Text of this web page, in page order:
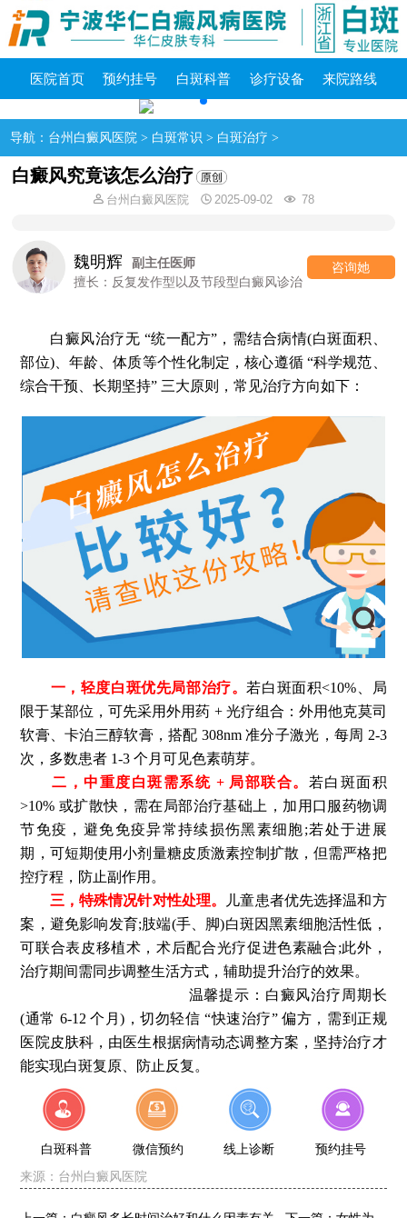
医院首页 预约挂号 白斑科普 诊疗设备 来院路线
导航： 台州白癜风医院 > 白斑常识 > 白斑治疗 >
白癜风究竟该怎么治疗
台州白癜风医院 2025-09-02 78
魏明辉
副主任医师
擅长：反复发作型以及节段型白癜风诊治
咨询她
白癜风治疗无 “统一配方”，需结合病情(白斑面积、
部位)、年龄、体质等个性化制定，核心遵循 “科学规范、
综合干预、长期坚持” 三大原则，常见治疗方向如下：
一，轻度白斑优先局部治疗。 若白斑面积<10%、局
限于某部位，可先采用外用药 + 光疗组合：外用他克莫司
软膏、卡泊三醇软膏，搭配 308nm 准分子激光，每周 2-3
次，多数患者 1-3 个月可见色素萌芽。
二，中重度白斑需系统 + 局部联合。 若白斑面积
>10% 或扩散快，需在局部治疗基础上，加用口服药物调
节免疫，避免免疫异常持续损伤黑素细胞;若处于进展
期，可短期使用小剂量糖皮质激素控制扩散，但需严格把
控疗程，防止副作用。
三，特殊情况针对性处理。
儿童患者优先选择温和方
案，避免影响发育;肢端(手、脚)白斑因黑素细胞活性低，
可联合表皮移植术，术后配合光疗促进色素融合;此外，
治疗期间需同步调整生活方式，辅助提升治疗的效果。
温馨提示：白癜风治疗周期长
(通常 6-12 个月)，切勿轻信 “快速治疗” 偏方，需到正规
医院皮肤科，由医生根据病情动态调整方案，坚持治疗才
能实现白斑复原、防止反复。
白斑科普 微信预约 线上诊断
预约挂号
来源： 台州白癜风医院